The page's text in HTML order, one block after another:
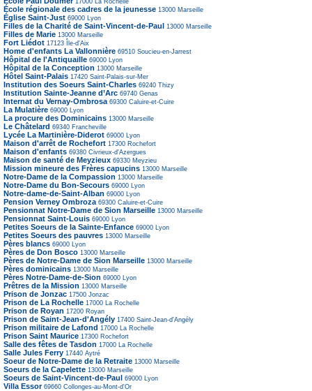
École régionale des cadres de la jeunesse 13000 Marseille
Église Saint-Just 69000 Lyon
Filles de la Charité de Saint-Vincent-de-Paul 13000 Marseille
Filles de Marie 13000 Marseille
Fort Liédot 17123 Île-d'Aix
Home d'enfants La Vallonnière 69510 Soucieu-en-Jarrest
Hôpital de l'Antiquaille 69000 Lyon
Hôpital de la Conception 13000 Marseille
Hôtel Saint-Palais 17420 Saint-Palais-sur-Mer
Institution des Soeurs Saint-Charles 69240 Thizy
Institution Sainte-Jeanne d’Arc 69740 Genas
Internat du Vernay-Ombrosa 69300 Caluire-et-Cuire
La Mulatière 69000 Lyon
La procure des Dominicains 13000 Marseille
Le Châtelard 69340 Francheville
Lycée La Martinière-Diderot 69000 Lyon
Maison d'arrêt de Rochefort 17300 Rochefort
Maison d'enfants 69380 Civrieux-d'Azergues
Maison de santé de Meyzieux 69330 Meyzieu
Mission mineure des Frères capucins 13000 Marseille
Notre-Dame de la Compassion 13000 Marseille
Notre-Dame du Bon-Secours 69000 Lyon
Notre-dame-de-Saint-Alban 69000 Lyon
Pension Verney Ombroza 69300 Caluire-et-Cuire
Pensionnat Notre-Dame de Sion Marseille 13000 Marseille
Pensionnat Saint-Louis 69000 Lyon
Petites Soeurs de la Sainte-Enfance 69000 Lyon
Petites Soeurs des pauvres 13000 Marseille
Pères blancs 69000 Lyon
Pères de Don Bosco 13000 Marseille
Pères de Notre-Dame de Sion Marseille 13000 Marseille
Pères dominicains 13000 Marseille
Pères Notre-Dame-de-Sion 69000 Lyon
Prêtres de la Mission 13000 Marseille
Prison de Jonzac 17500 Jonzac
Prison de La Rochelle 17000 La Rochelle
Prison de Royan 17200 Royan
Prison de Saint-Jean-d'Angély 17400 Saint-Jean-d'Angély
Prison militaire de Lafond 17000 La Rochelle
Prison Saint Maurice 17300 Rochefort
Salle des fêtes de Tasdon 17000 La Rochelle
Salle Jules Ferry 17440 Aytré
Soeur de Notre-Dame de la Retraite 13000 Marseille
Soeurs de la Capelette 13000 Marseille
Soeurs de Saint-Vincent-de-Paul 69000 Lyon
Villa Essor 69660 Collonges-au-Mont-d'Or